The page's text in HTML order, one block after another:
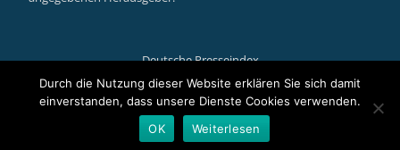
Deutsche Presseindex
Secondary
Llorix One Litepowered by WordPress
Durch die Nutzung dieser Website erklären Sie sich damit
einverstanden, dass unsere Dienste Cookies verwenden.
OK
Weiterlesen